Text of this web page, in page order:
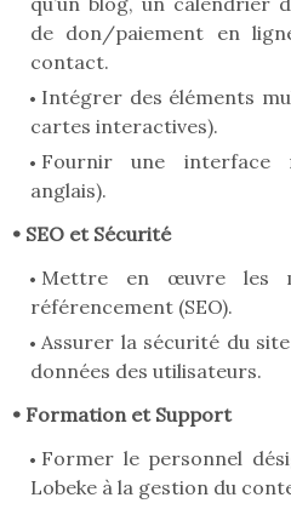
de don/paiement en
contact.
Intégrer des éléments
cartes interactives).
Fournir une interface
anglais).
• SEO et Sécurité
Mettre en œuvre les
référencement (SEO).
Assurer la sécurité du
données des utilisateurs.
• Formation et Support
Former le personnel
Lobeke à la gestion du